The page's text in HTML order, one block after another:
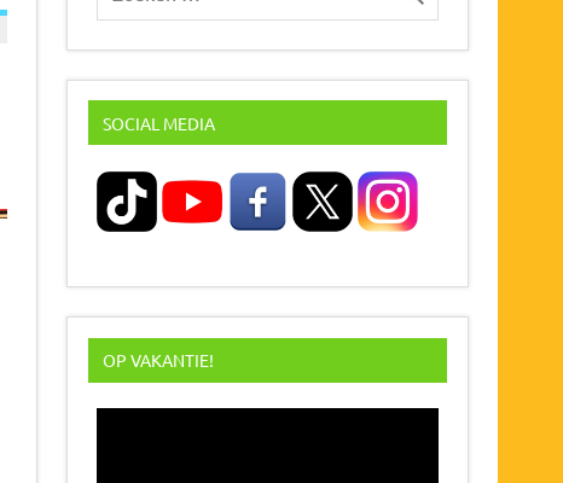
SOCIAL MEDIA
OP VAKANTIE!